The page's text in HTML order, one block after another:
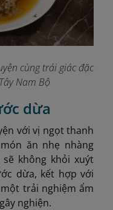
cùng trái giác đặc
Nam Bộ
dừa
với vị ngọt thanh
ăn nhẹ nhàng
không khỏi xuýt
dừa, kết hợp với
trải nghiệm ẩm
nghiện.